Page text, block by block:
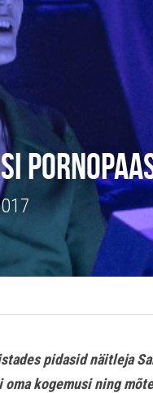
pidasid näitleja
kogemusi ning